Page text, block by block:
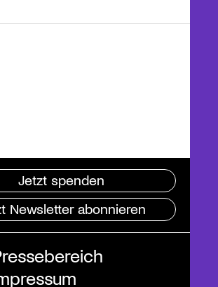
Jetzt spenden
Newsletter abonnieren